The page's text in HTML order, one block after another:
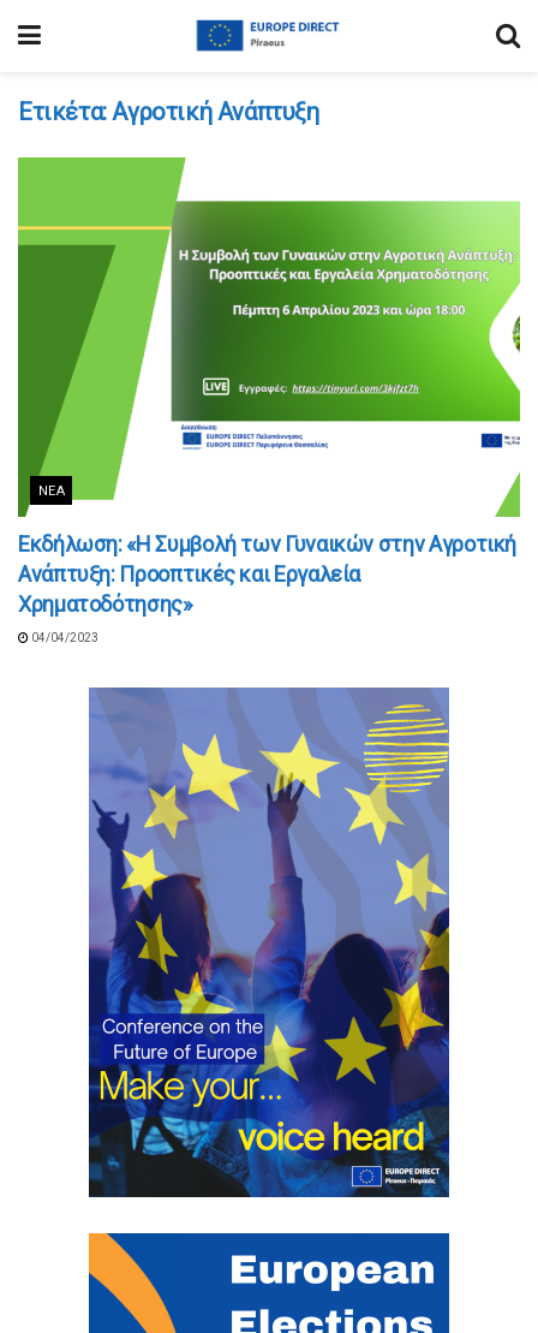
Ετικέτα:Αγροτική Ανάπτυξη
ΝΈΑ
Εκδήλωση: «Η Συμβολή των Γυναικών στην Αγροτική
Ανάπτυξη: Προοπτικές και Εργαλεία
Χρηματοδότησης»
04/04/2023